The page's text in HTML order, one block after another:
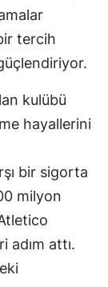
tercih
kulübü
hayallerini
bir sigorta
milyon
adım attı.